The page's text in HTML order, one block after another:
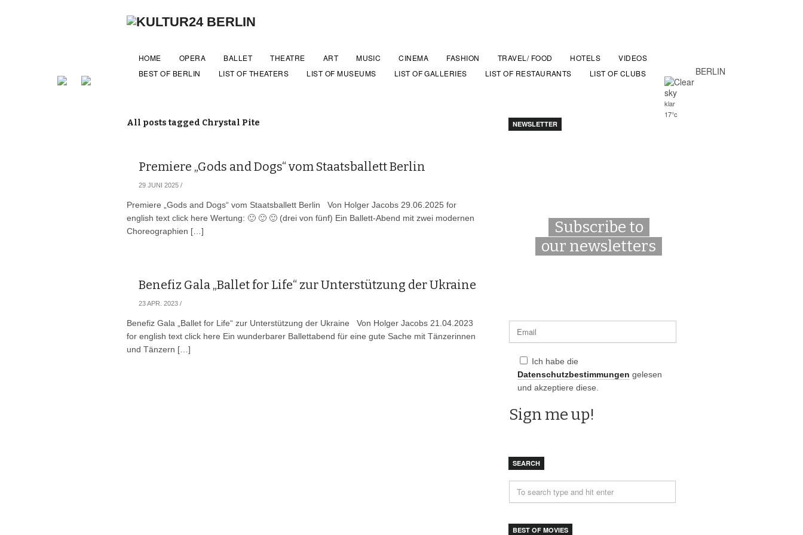
BERLIN
klar
17°c
HOME OPERA BALLET THEATRE ART MUSIC CINEMA FASHION TRAVEL/ FOOD HOTELS
VIDEOS
BEST OF BERLIN
LIST OF THEATERS LIST OF MUSEUMS LIST OF GALLERIES LIST OF RESTAURANTS LIST OF CLUBS
All posts tagged Chrystal Pite
Premiere „Gods and Dogs“ vom Staatsballett Berlin
29 JUNI 2025 /
Premiere „Gods and Dogs“ vom Staatsballett Berlin Von Holger Jacobs 29.06.2025 for
english text click here Wertung: 🙂 🙂 🙂 (drei von fünf) Ein Ballett-Abend mit zwei modernen
Choreographien […]
Benefiz Gala „Ballet for Life“ zur Unterstützung der Ukraine
23 APR. 2023 /
Benefiz Gala „Ballet for Life“ zur Unterstützung der Ukraine Von Holger Jacobs 21.04.2023
for english text click here Ein wunderbarer Ballettabend für eine gute Sache mit Tänzerinnen
und Tänzern […]
NEWSLETTER
Subscribe to
our newsletters
Ich habe die
Datenschutzbestimmungen gelesen
und akzeptiere diese.
SEARCH
BEST OF MOVIES